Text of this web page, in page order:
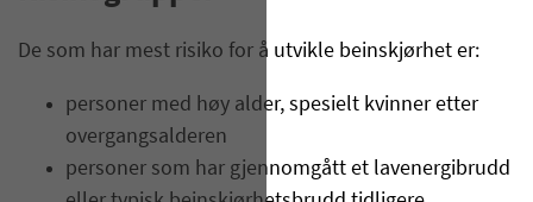
De som har mest risiko for å utvikle beinskjørhet er:
personer med høy alder, spesielt kvinner etter
overgangsalderen
personer som har gjennomgått et lavenergibrudd